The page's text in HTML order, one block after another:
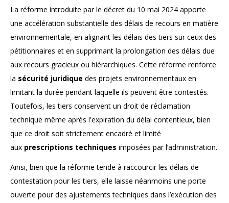
La réforme introduite par le décret du 10 mai 2024 apporte
une accélération substantielle des délais de recours en matière
environnementale, en alignant les délais des tiers sur ceux des
pétitionnaires et en supprimant la prolongation des délais due
aux recours gracieux ou hiérarchiques. Cette réforme renforce
la sécurité juridique des projets environnementaux en
limitant la durée pendant laquelle ils peuvent être contestés.
Toutefois, les tiers conservent un droit de réclamation
technique même après l'expiration du délai contentieux, bien
que ce droit soit strictement encadré et limité
aux prescriptions techniques imposées par l’administration.
Ainsi, bien que la réforme tende à raccourcir les délais de
contestation pour les tiers, elle laisse néanmoins une porte
ouverte pour des ajustements techniques dans l’exécution des